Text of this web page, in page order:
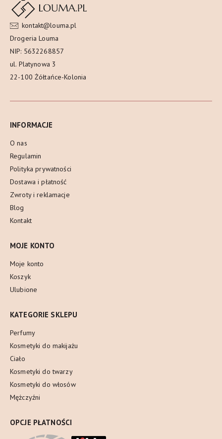
kontakt@louma.pl
Drogeria Louma
NIP: 5632268857
ul. Platynowa 3
22-100 Żółtańce-Kolonia
INFORMACJE
O nas
Regulamin
Polityka prywatności
Dostawa i płatność
Zwroty i reklamacje
Blog
Kontakt
MOJE KONTO
Moje konto
Koszyk
Ulubione
KATEGORIE SKLEPU
Perfumy
Kosmetyki do makijażu
Ciało
Kosmetyki do twarzy
Kosmetyki do włosów
Mężczyźni
OPCJE PŁATNOŚCI